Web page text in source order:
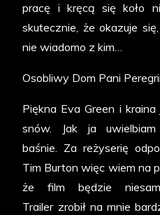
pracę i kręcą się koło
skutecznie, że okazuje
nie wiadomo z kim…
Osobliwy Dom Pani
Piękna Eva Green i kraina
snów. Jak ja
baśnie. Za reżyserię
Tim Burton więc wiem na
że film będzie
Trailer zrobił na mnie